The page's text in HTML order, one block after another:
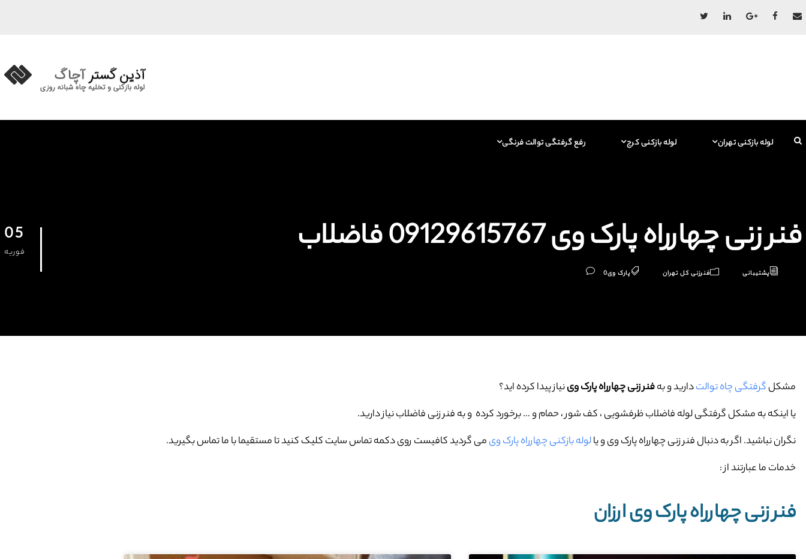
رفع گرفتگی توالت فرنگی لوله بازکنی کرج لوله بازکنی تهران
05
فوریه فنر زنی چهارراه پارک وی 09129615767 فاضلاب
پشتیبانی فنرزنی کل تهران پارک وی0
مشکلگرفتگی چاه توالتدارید و بهفنر زنی چهارراه پارک وینیاز پیدا کرده اید؟
یا اینکه به مشکل گرفتگی لوله فاضلاب ظرفشویی ، کف شور ، حمام و … برخورد کرده و به فنر زنی فاضلاب نیاز دارید.
نگران نباشید. اگر به دنبال فنر زنی چهارراه پارک وی و یالوله بازکنی چهارراه پارک ویمی گردید کافیست روی دکمه تماس سایت کلیک کنید تا مستقیما با ما تماس بگیرید.
خدمات ما عبارتند از :
فنر زنی چهارراه پارک وی ارزان